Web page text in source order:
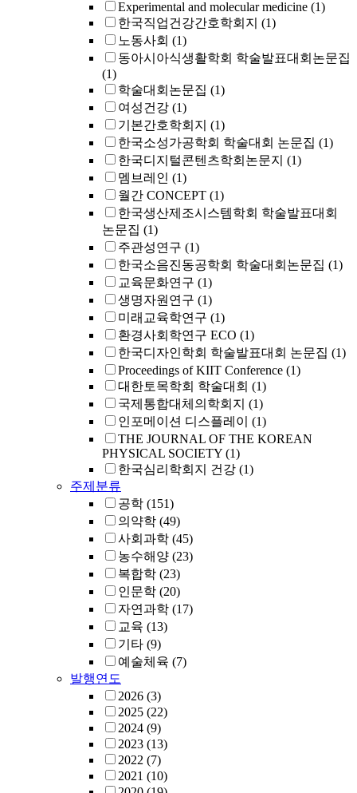
Experimental and molecular medicine (1)
한국직업건강간호학회지 (1)
노동사회 (1)
동아시아식생활학회 학술발표대회논문집
(1)
학술대회논문집 (1)
여성건강 (1)
기본간호학회지 (1)
한국소성가공학회 학술대회 논문집 (1)
한국디지털콘텐츠학회논문지 (1)
멤브레인 (1)
월간 CONCEPT (1)
한국생산제조시스템학회 학술발표대회
논문집 (1)
주관성연구 (1)
한국소음진동공학회 학술대회논문집 (1)
교육문화연구 (1)
생명자원연구 (1)
미래교육학연구 (1)
환경사회학연구 ECO (1)
한국디자인학회 학술발표대회 논문집 (1)
Proceedings of KIIT Conference (1)
대한토목학회 학술대회 (1)
국제통합대체의학회지 (1)
인포메이션 디스플레이
(1)
THE JOURNAL OF THE KOREAN
PHYSICAL SOCIETY (1)
한국심리학회지 건강 (1)
주제분류
공학 (151)
의약학 (49)
사회과학 (45)
농수해양 (23)
복합학 (23)
인문학 (20)
자연과학 (17)
교육 (13)
기타 (9)
예술체육 (7)
발행연도
2026 (3)
2025 (22)
2024 (9)
2023 (13)
2022 (7)
2021 (10)